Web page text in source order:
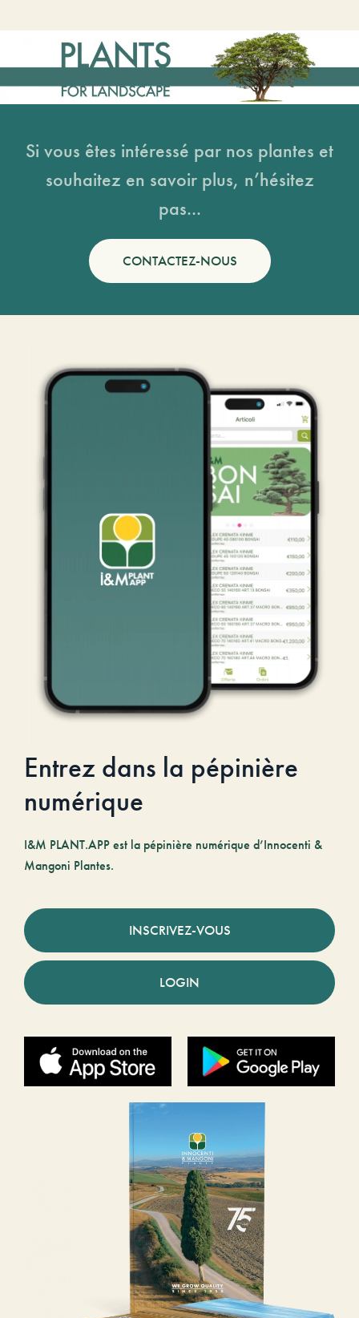
Si vous êtes intéressé par nos plantes et
souhaitez en savoir plus, n’hésitez
pas...
CONTACTEZ-NOUS
Entrez dans la pépinière
numérique
I&M PLANT.APP est la pépinière numérique d’Innocenti &
Mangoni Plantes.
INSCRIVEZ-VOUS
LOGIN